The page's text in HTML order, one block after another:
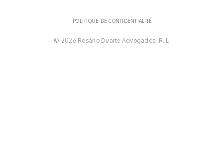
POLITIQUE DE CONFIDENTIALITÉ
© 2026 Rosário Duarte Advogados, R. L.